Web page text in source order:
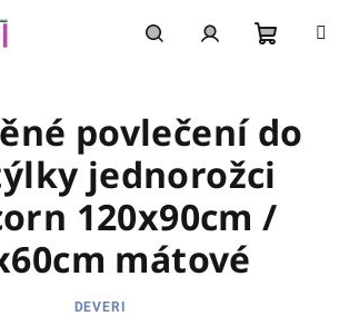
košík
povlečení do
jednorožci
120x90cm /
mátové
DEVERI